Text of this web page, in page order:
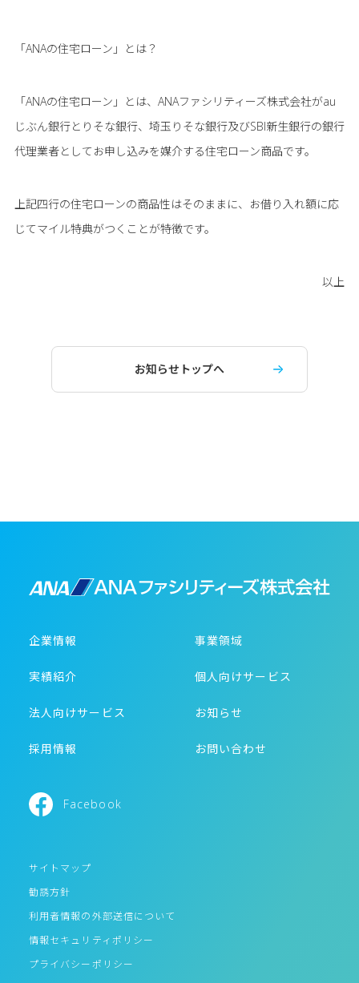
「ANAの住宅ローン」とは？
「ANAの住宅ローン」とは、ANAファシリティーズ株式会社がau
じぶん銀行とりそな銀行、埼玉りそな銀行及びSBI新生銀行の銀行
代理業者としてお申し込みを媒介する住宅ローン商品です。
上記四行の住宅ローンの商品性はそのままに、お借り入れ額に応
じてマイル特典がつくことが特徴です。
以上
お知らせトップへ
企業情報 事業領域
実績紹介 個人向けサービス
法人向けサービス お知らせ
採用情報 お問い合わせ
Facebook
サイトマップ
勧誘方針
利用者情報の外部送信について
情報セキュリティポリシー
プライバシーポリシー